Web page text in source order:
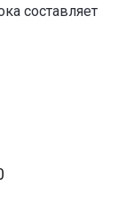
составляет